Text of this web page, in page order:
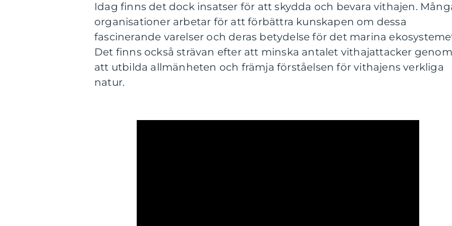
Idag finns det dock insatser för att skydda och bevara vithajen.
organisationer arbetar för att förbättra kunskapen om dessa
fascinerande varelser och deras betydelse för det marina
Det finns också strävan efter att minska antalet vithajattacker genom
att utbilda allmänheten och främja förståelsen för vithajens verkliga
natur.